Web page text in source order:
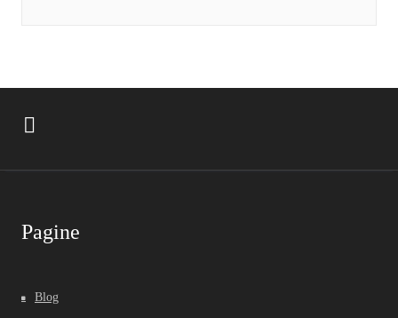
Pagine
Blog